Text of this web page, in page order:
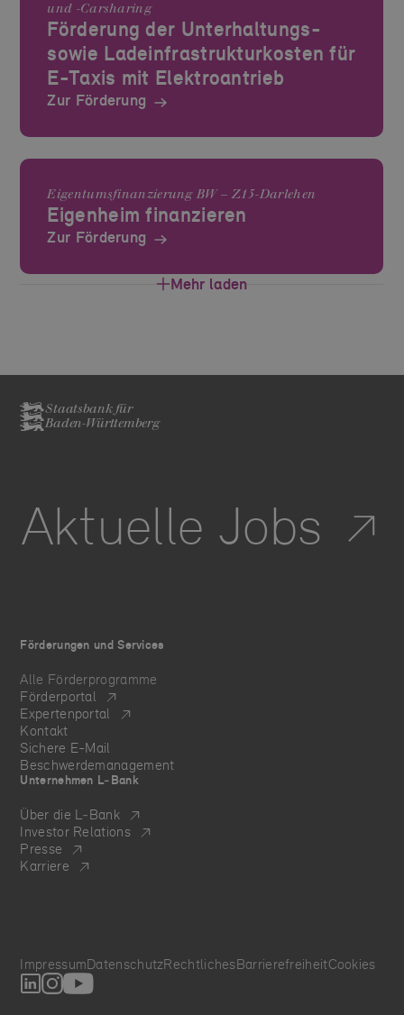
und -Carsharing
Förderung der Unterhaltungs-
sowie Lade­infrastruktur­kosten für
E-Taxis mit Elektro­antrieb
Zur Förderung
Eigentumsfinanzierung BW – Z15-Darlehen
Eigenheim finanzieren
Zur Förderung
Mehr laden
Staatsbank für
Baden-Württemberg
Aktuelle Jobs
Förderungen und Services
Alle Förderprogramme
Förderportal
Expertenportal
Kontakt
Sichere E-Mail
Beschwerdemanagement
Unternehmen L‑Bank
Über die L‑Bank
Investor Relations
Presse
Karriere
ImpressumDatenschutzRechtlichesBarrierefreiheitCookies